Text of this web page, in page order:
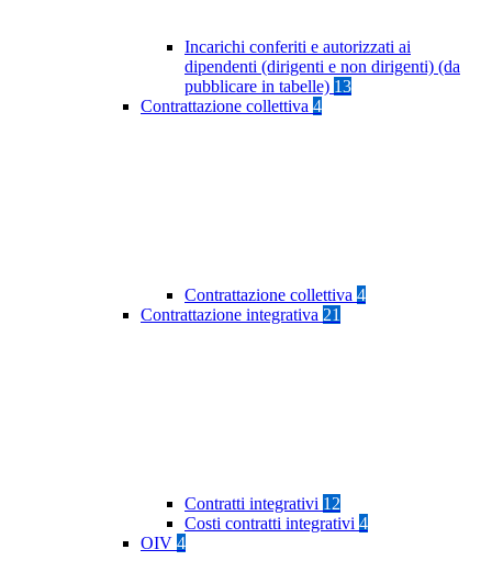
Incarichi conferiti e autorizzati ai
dipendenti (dirigenti e non dirigenti) (da
pubblicare in tabelle) 13
Contrattazione collettiva 4
Contrattazione collettiva 4
Contrattazione integrativa 21
Contratti integrativi 12
Costi contratti integrativi 4
OIV 4